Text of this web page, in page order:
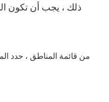
ذلك ، يجب أن تكون
من قائمة المناطق ، حدد